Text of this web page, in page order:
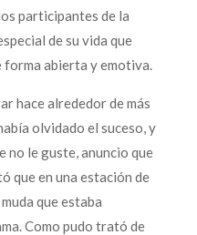
participantes de la
de su vida que
forma abierta y emotiva.
hace alrededor de más
olvidado el suceso, y
no le guste, anuncio que
que en una estación de
que estaba
Como pudo trató de